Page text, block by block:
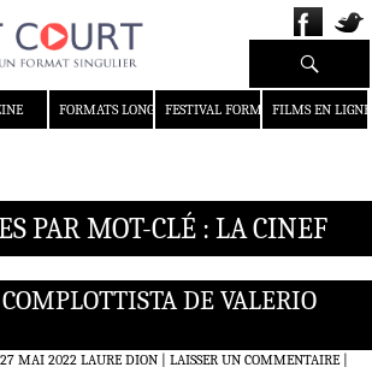
FORMATS LONGS FESTIVAL FORMAT COURT
FILMS EN LIGNE
Recherche
PAR MOT-CLÉ : LA CINEF
DE VALERIO
27 MAI 2022 LAURE DION LAISSER UN COMMENTAIRE|